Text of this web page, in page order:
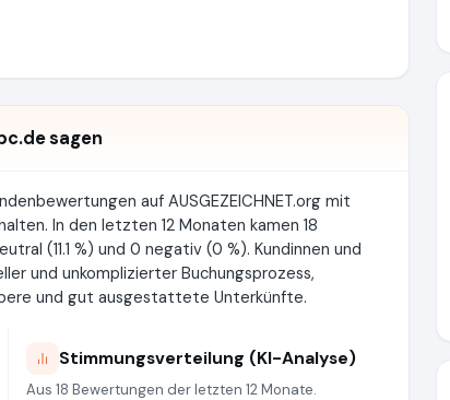
sagen
auf AUSGEZEICHNET.org mit
In den letzten 12 Monaten kamen 18
(11.1 %) und 0 negativ (0 %). Kundinnen und
und unkomplizierter Buchungsprozess,
und gut ausgestattete Unterkünfte.
Stimmungsverteilung (KI-Analyse)
Aus 18 Bewertungen der letzten 12 Monate.